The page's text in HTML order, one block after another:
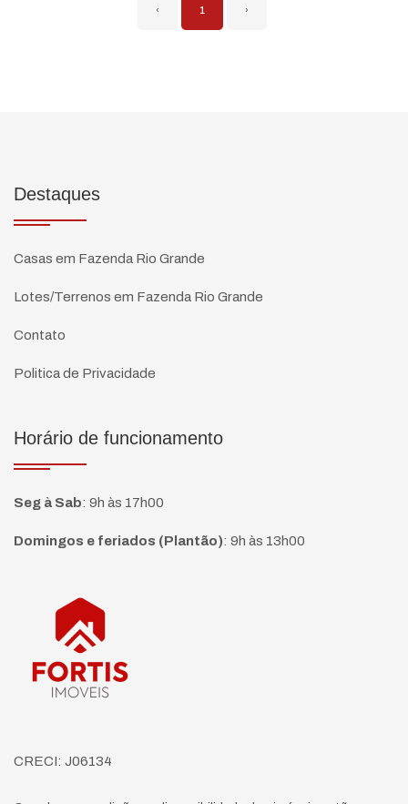
‹ 1 ›
Destaques
Casas em Fazenda Rio Grande
Lotes/Terrenos em Fazenda Rio Grande
Contato
Politica de Privacidade
Horário de funcionamento
Seg à Sab: 9h às 17h00
Domingos e feriados (Plantão): 9h às 13h00
Página inicial
CRECI: J06134